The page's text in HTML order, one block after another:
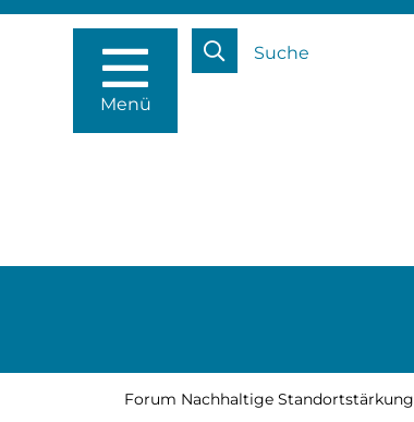
Menü
Suche
Forum Nachhaltige Standortstärkung